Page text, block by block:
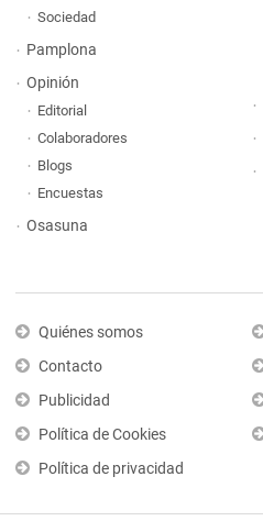
Sociedad
Pamplona
Opinión
Editorial
Colaboradores
Blogs
Encuestas
Osasuna
Quiénes somos
Contacto
Publicidad
Política de Cookies
Política de privacidad